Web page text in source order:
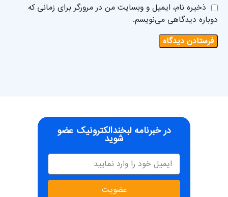
ذخیره نام، ایمیل و وبسایت من در مرورگر برای زمانی که
دوباره دیدگاهی می‌نویسم.
در خبرنامه لبخندالکترونیک عضو
شوید
عضویت